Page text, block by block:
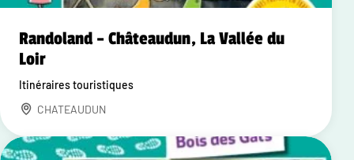
Randoland – Châteaudun, La Vallée du
Loir
Itinéraires touristiques
CHATEAUDUN